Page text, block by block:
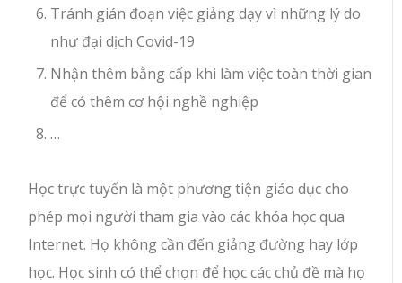
Tránh gián đoạn việc giảng dạy vì những lý do
như đại dịch Covid-19
Nhận thêm bằng cấp khi làm việc toàn thời gian
để có thêm cơ hội nghề nghiệp
…
Học trực tuyến là một phương tiện giáo dục cho
phép mọi người tham gia vào các khóa học qua
Internet. Họ không cần đến giảng đường hay lớp
học. Học sinh có thể chọn để học các chủ đề mà họ